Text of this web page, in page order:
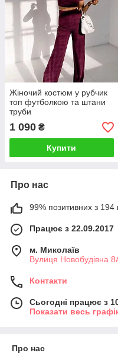
Жіночий костюм у рубчик
топ футболкою та штани
труби
1 090 ₴
Купити
Про нас
99% позитивних з 194
Працює з 22.09.2017
м. Миколаїв
Вулиця Новобудівна
Контакти
Сьогодні працює з
Показати весь
Про нас